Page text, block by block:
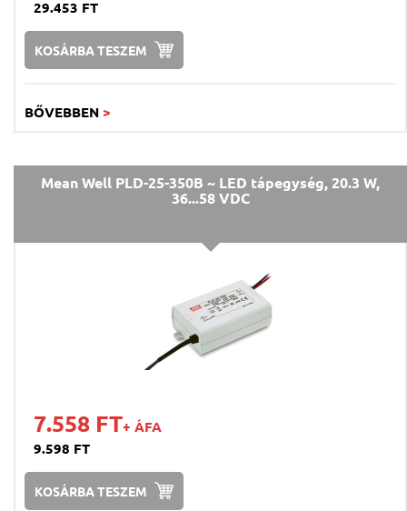
29.453 FT
KOSÁRBA TESZEM
BŐVEBBEN >
Mean Well PLD-25-350B ~ LED tápegység, 20.3 W,
36...58 VDC
7.558 FT+ ÁFA
9.598 FT
KOSÁRBA TESZEM